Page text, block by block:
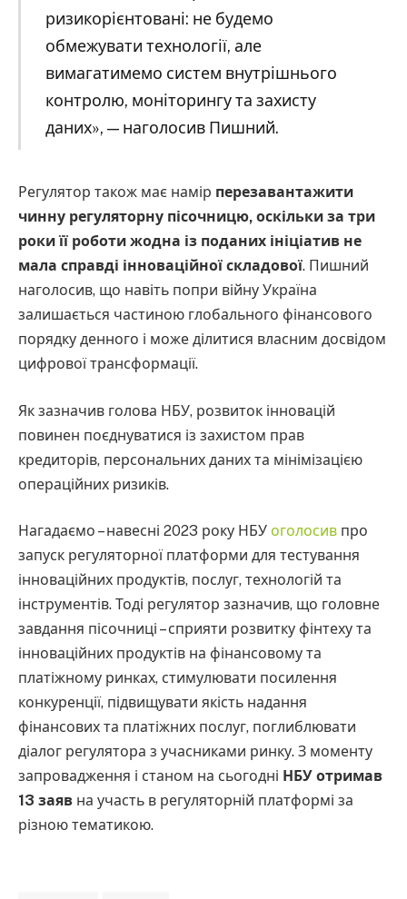
ризикорієнтовані: не будемо
обмежувати технології, але
вимагатимемо систем внутрішнього
контролю, моніторингу та захисту
даних», — наголосив Пишний.
Регулятор також має намір перезавантажити
чинну регуляторну пісочницю, оскільки за три
роки її роботи жодна із поданих ініціатив не
мала справді інноваційної складової. Пишний
наголосив, що навіть попри війну Україна
залишається частиною глобального фінансового
порядку денного і може ділитися власним досвідом
цифрової трансформації.
Як зазначив голова НБУ, розвиток інновацій
повинен поєднуватися із захистом прав
кредиторів, персональних даних та мінімізацією
операційних ризиків.
Нагадаємо – навесні 2023 року НБУ оголосив про
запуск регуляторної платформи для тестування
інноваційних продуктів, послуг, технологій та
інструментів. Тоді регулятор зазначив, що головне
завдання пісочниці – сприяти розвитку фінтеху та
інноваційних продуктів на фінансовому та
платіжному ринках, стимулювати посилення
конкуренції, підвищувати якість надання
фінансових та платіжних послуг, поглиблювати
діалог регулятора з учасниками ринку. З моменту
запровадження і станом на сьогодні НБУ отримав
13 заяв на участь в регуляторній платформі за
різною тематикою.